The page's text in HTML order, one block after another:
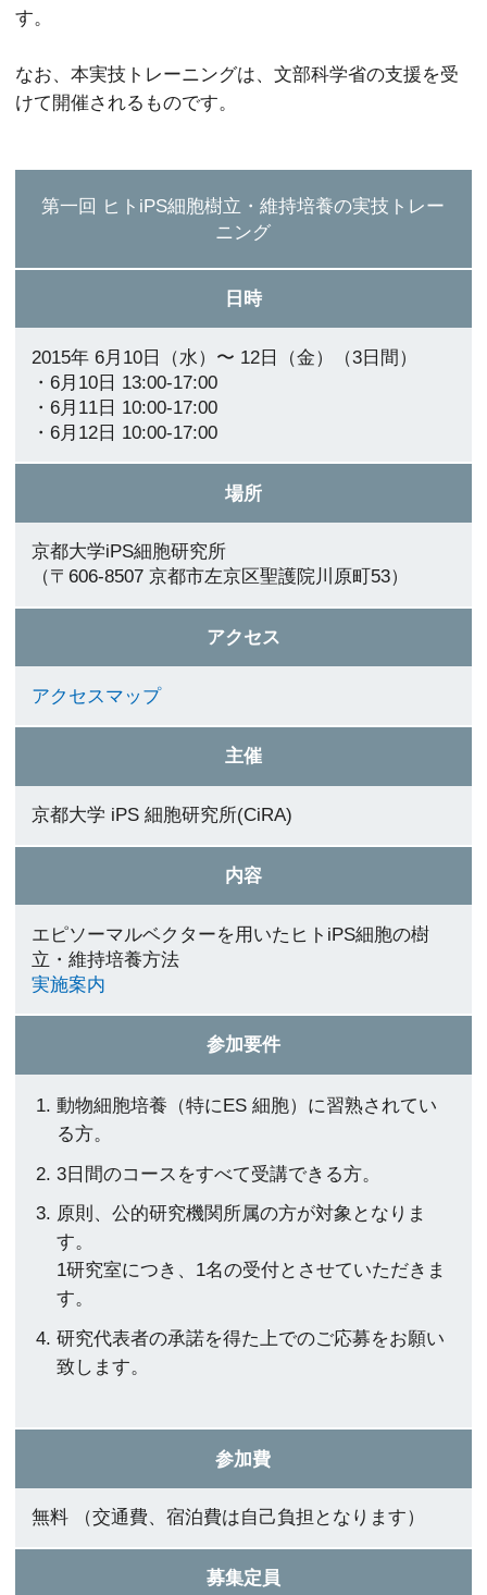
す。
なお、本実技トレーニングは、文部科学省の支援を受
けて開催されるものです。
第一回 ヒトiPS細胞樹立・維持培養の実技トレー
ニング
日時
2015年 6月10日（水）〜 12日（金）（3日間）
・6月10日 13:00-17:00
・6月11日 10:00-17:00
・6月12日 10:00-17:00
場所
京都大学iPS細胞研究所
（〒606-8507 京都市左京区聖護院川原町53）
アクセス
アクセスマップ
主催
京都大学 iPS 細胞研究所(CiRA)
内容
エピソーマルベクターを用いたヒトiPS細胞の樹
立・維持培養方法
実施案内
参加要件
動物細胞培養（特にES 細胞）に習熟されてい
る方。
3日間のコースをすべて受講できる方。
原則、公的研究機関所属の方が対象となりま
す。
1研究室につき、1名の受付とさせていただきま
す。
研究代表者の承諾を得た上でのご応募をお願い
致します。
参加費
無料 （交通費、宿泊費は自己負担となります）
募集定員